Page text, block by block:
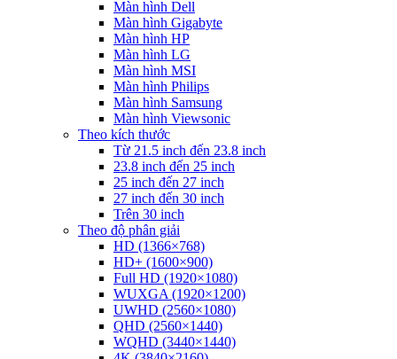
Màn hình Dell
Màn hình Gigabyte
Màn hình HP
Màn hình LG
Màn hình MSI
Màn hình Philips
Màn hình Samsung
Màn hình Viewsonic
Theo kích thước
Từ 21.5 inch đến 23.8 inch
23.8 inch đến 25 inch
25 inch đến 27 inch
27 inch đến 30 inch
Trên 30 inch
Theo độ phân giải
HD (1366×768)
HD+ (1600×900)
Full HD (1920×1080)
WUXGA (1920×1200)
UWHD (2560×1080)
QHD (2560×1440)
WQHD (3440×1440)